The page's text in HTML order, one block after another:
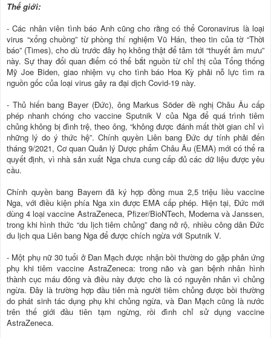
Thế giới:
- Các nhân viên tình báo Anh cũng cho rằng có thể Coronavirus là loại
virus “xổng chuồng” từ phòng thí nghiệm Vũ Hán, theo tin của tờ “Thời
báo” (Times), cho dù trước đây họ không thật để tâm tới “thuyết âm mưu”
này. Sự thay đổi quan điểm có thể bắt nguồn từ chỉ thị của Tổng thống
Mỹ Joe Biden, giao nhiệm vụ cho tình báo Hoa Kỳ phải nỗ lực tìm ra
nguồn gốc của loại virus gây ra đại dịch Covid-19 này.
- Thủ hiến bang Bayer (Đức), ông Markus Söder đề nghị Châu Âu cấp
phép nhanh chóng cho vaccine Sputnik V của Nga để quá trình tiêm
chủng không bị đình trệ, theo ông, “không được đánh mất thời gian chỉ vì
những lý do ý thức hệ”. Chính quyền Liên bang Đức dự tính phải đến
tháng 9/2021, Cơ quan Quản lý Dược phẩm Châu Âu (EMA) mới có thể ra
quyết định, vì nhà sản xuất Nga chưa cung cấp đủ các dữ liệu được yêu
cầu.
Chính quyền bang Bayern đã ký hợp đồng mua 2,5 triệu liều vaccine
Nga, với điều kiện phía Nga xin được EMA cấp phép. Hiện tại, Đức mới
dùng 4 loại vaccine AstraZeneca, Pfizer/BioNTech, Moderna và Janssen,
trong khi hình thức “du lịch tiêm chủng” đang nở rộ, nhiều công dân Đức
du lịch qua Liên bang Nga để được chích ngừa với Sputnik V.
- Một phụ nữ 30 tuổi ở Đan Mạch được nhận bồi thường do gặp phản ứng
phụ khi tiêm vaccine AstraZeneca: trong não và gan bệnh nhân hình
thành cục máu đông và điều này được cho là có nguyên nhân vì chủng
ngừa. Đây là trường hợp đầu tiên mà người tiêm chủng được bồi thường
do phát sinh tác dụng phụ khi chủng ngừa, và Đan Mạch cũng là nước
trên thế giới đầu tiên tạm ngừng, rồi đình chỉ sử dụng vaccine
AstraZeneca.